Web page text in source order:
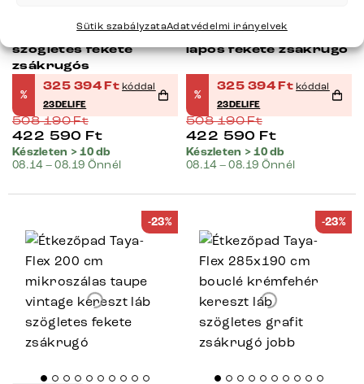
Sütik szabályzataAdatvédelmi irányelvek
krémfehér kereszt láb
szögletes fekete
zsákrugós
%
325 394Ft kóddal
23DELIFE
508 190Ft
422 590 Ft
Készleten > 10 db
08.14 – 08.19 Önnél
krémfehér vékony láb
lapos fekete zsákrugó
%
325 394Ft kóddal
23DELIFE
508 190Ft
422 590 Ft
Készleten > 10 db
08.14 – 08.19 Önnél
-23% -23%